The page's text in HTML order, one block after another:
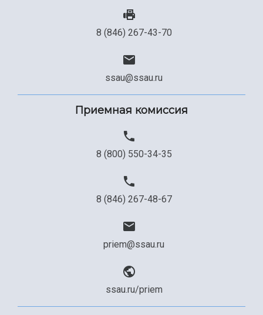
8 (846) 267-43-70
ssau@ssau.ru
Приемная комиссия
8 (800) 550-34-35
8 (846) 267-48-67
priem@ssau.ru
ssau.ru/priem